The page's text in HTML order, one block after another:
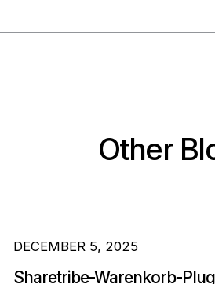
Other
DECEMBER 5, 2025
Sharetribe-Warenkorb-